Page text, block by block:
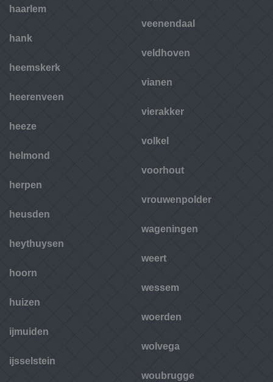
haarlem
hank
heemskerk
heerenveen
heeze
helmond
herpen
heusden
heythuysen
hoorn
huizen
ijmuiden
ijsselstein
veenendaal
veldhoven
vianen
vierakker
volkel
voorhout
vrouwenpolder
wageningen
weert
wessem
woerden
wolvega
woubrugge